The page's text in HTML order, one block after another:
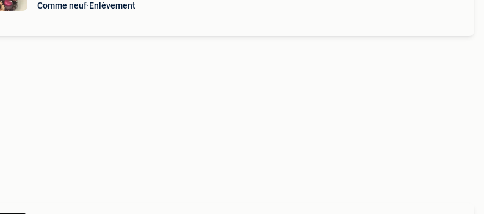
Comme neuf Enlèvement